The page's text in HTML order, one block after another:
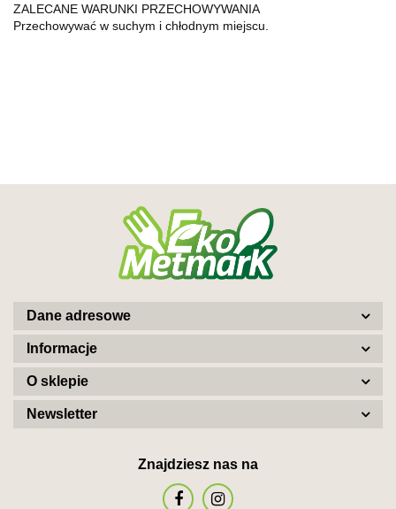
ZALECANE WARUNKI PRZECHOWYWANIA
Przechowywać w suchym i chłodnym miejscu.
Dane adresowe
Informacje
O sklepie
Newsletter
Znajdziesz nas na